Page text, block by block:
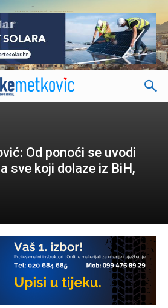
-
Od ponoći se uvodi
sve koji dolaze iz BiH,